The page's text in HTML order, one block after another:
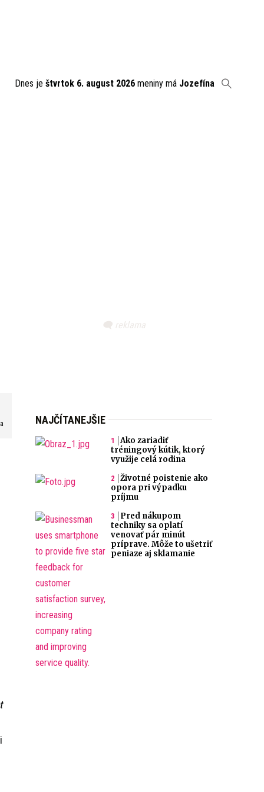
Dnes je štvrtok 6. august 2026 meniny má Jozefína
NAJČÍTANEJŠIE
Ako zariadiť
tréningový kútik, ktorý
využije celá rodina
Životné poistenie ako
opora pri výpadku
príjmu
Pred nákupom
techniky sa oplatí
venovať pár minút
príprave. Môže to ušetriť
peniaze aj sklamanie